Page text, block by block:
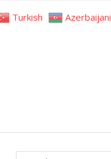
Turkish Azerbaijani